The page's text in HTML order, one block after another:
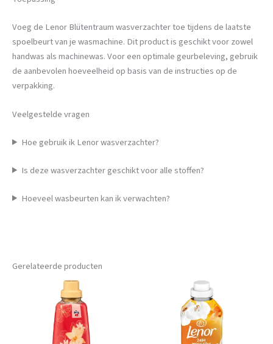
Voeg de Lenor Blütentraum wasverzachter toe tijdens de laatste
spoelbeurt van je wasmachine. Dit product is geschikt voor zowel
handwas als machinewas. Voor een optimale geurbeleving, gebruik
de aanbevolen hoeveelheid op basis van de instructies op de
verpakking.
Veelgestelde vragen
Hoe gebruik ik Lenor wasverzachter?
Is deze wasverzachter geschikt voor alle stoffen?
Hoeveel wasbeurten kan ik verwachten?
Gerelateerde producten